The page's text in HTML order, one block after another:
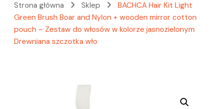
Strona główna Sklep
BACHCA Hair Kit Light
Green Brush Boar and Nylon + wooden mirror cotton
pouch – Zestaw do włosów w kolorze jasnozielonym
Drewniana szczotka wło